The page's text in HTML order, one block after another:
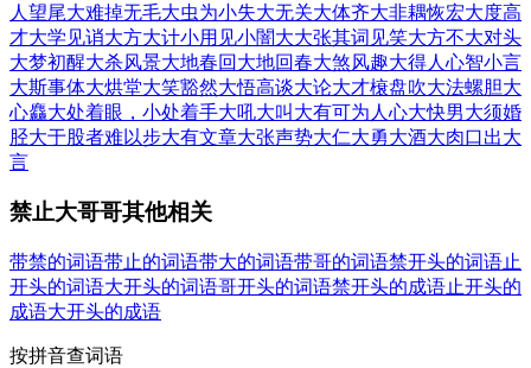
人望尾大难掉无毛大虫为小失大无关大体齐大非耦恢宏大度高
才大学 见诮大方大计小用 见小闇大大张其词 见笑大方不大对头
大梦初醒大杀风景大地春回 大地回春大煞风趣大得人心智小言
大斯事体大烘堂大笑豁然大悟高谈大论大才榱盘吹大法螺胆大
心麤大处着眼，小处着手大吼大叫 大有可为 人心大快男大须婚
胫大于股者难以步大有文章大张声势大仁大勇大酒大肉口出大
言
禁止大哥哥其他相关
带禁的词语带止的词语带大的词语带哥的词语禁开头的词语止
开头的词语大开头的词语哥开头的词语禁开头的成语止开头的
成语大开头的成语
按拼音查词语